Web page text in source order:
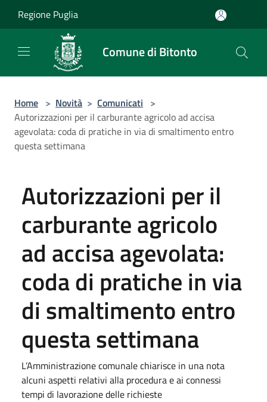
Regione Puglia
Comune di Bitonto
Home > Novità > Comunicati >
Autorizzazioni per il carburante agricolo ad accisa
agevolata: coda di pratiche in via di smaltimento entro
questa settimana
Autorizzazioni per il
carburante agricolo
ad accisa agevolata:
coda di pratiche in via
di smaltimento entro
questa settimana
L’Amministrazione comunale chiarisce in una nota
alcuni aspetti relativi alla procedura e ai connessi
tempi di lavorazione delle richieste